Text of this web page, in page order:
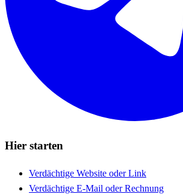
Hier starten
Verdächtige Website oder Link
Verdächtige E-Mail oder Rechnung